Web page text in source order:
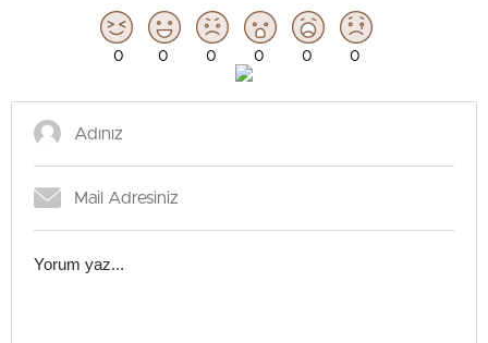
0 0 0 0 0 0